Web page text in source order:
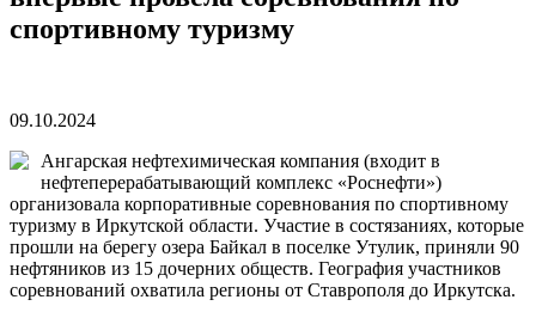
спортивному туризму
09.10.2024
Ангарская нефтехимическая компания (входит в
нефтеперерабатывающий комплекс «Роснефти»)
организовала корпоративные соревнования по спортивному
туризму в Иркутской области. Участие в состязаниях, которые
прошли на берегу озера Байкал в поселке Утулик, приняли 90
нефтяников из 15 дочерних обществ. География участников
соревнований охватила регионы от Ставрополя до Иркутска.